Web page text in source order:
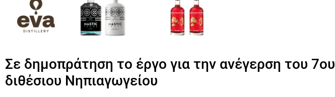
Σε δημοπράτηση το έργο για την ανέγερση του 7ου
διθέσιου Νηπιαγωγείου